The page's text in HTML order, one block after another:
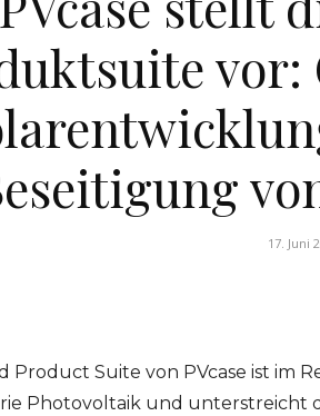
17. Juni
Product Suite von PVcase ist im
Photovoltaik und unterstreicht